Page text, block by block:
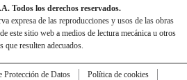
Todos los derechos reservados.
expresa de las reproducciones y usos de las obras
este sitio web a medios de lectura mecánica u otros
que resulten adecuados.
Protección de Datos
Política de cookies